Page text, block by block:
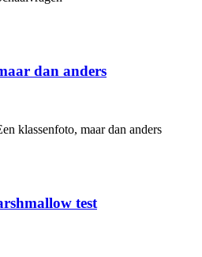
dan anders
klassenfoto, maar dan anders
test